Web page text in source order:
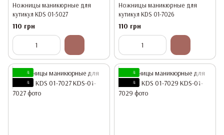
Ножницы маникюрные для
кутикул KDS 01-5027
110 грн
Ножницы маникюрные для
кутикул KDS 01-7026
110 грн
4
4
4
4